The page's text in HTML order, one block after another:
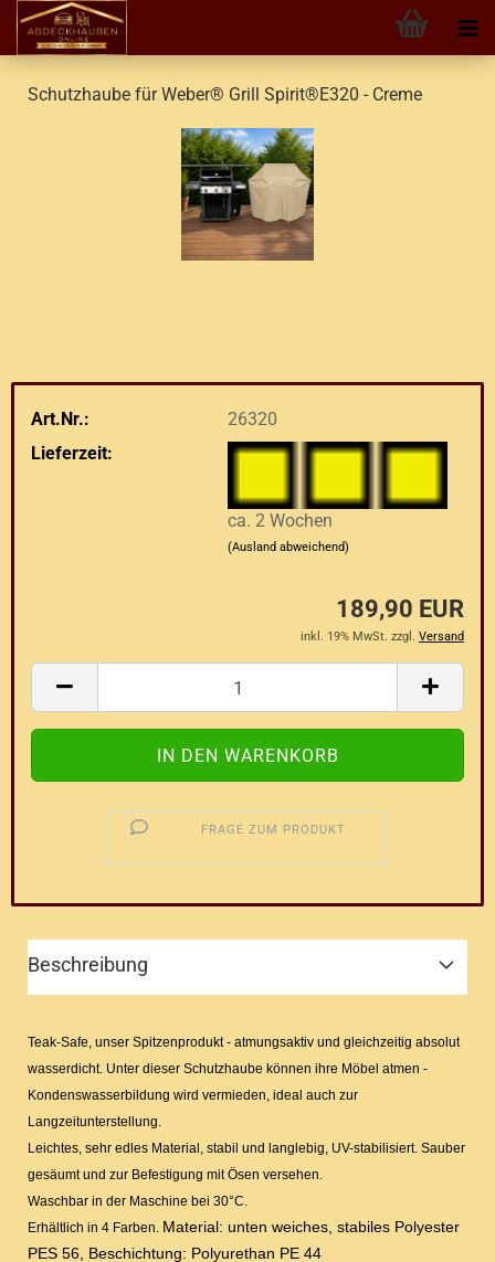
Schutzhaube für Weber® Grill Spirit®E320 - Creme
Art.Nr.:
26320
Lieferzeit:
ca. 2 Wochen
(Ausland abweichend)
189,90 EUR
inkl. 19% MwSt. zzgl. Versand
FRAGE ZUM PRODUKT
Beschreibung
Teak-Safe, unser Spitzenprodukt - atmungsaktiv und gleichzeitig absolut
wasserdicht. Unter dieser Schutzhaube können ihre Möbel atmen -
Kondenswasserbildung wird vermieden, ideal auch zur
Langzeitunterstellung.
Leichtes, sehr edles Material, stabil und langlebig, UV-stabilisiert. Sauber
gesäumt und zur Befestigung mit Ösen versehen.
Waschbar in der Maschine bei 30°C.
Erhältlich in 4 Farben. Material: unten weiches, stabiles Polyester
PES 56, Beschichtung: Polyurethan PE 44